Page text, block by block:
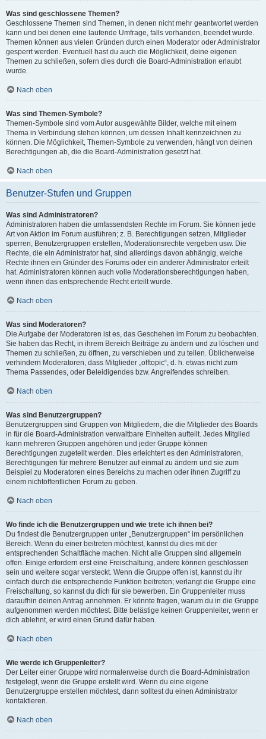
Was sind geschlossene Themen?
Geschlossene Themen sind Themen, in denen nicht mehr geantwortet werden
kann und bei denen eine laufende Umfrage, falls vorhanden, beendet wurde.
Themen können aus vielen Gründen durch einen Moderator oder Administrator
gesperrt werden. Eventuell hast du auch die Möglichkeit, deine eigenen
Themen zu schließen, sofern dies durch die Board-Administration erlaubt
wurde.
Nach oben
Was sind Themen-Symbole?
Themen-Symbole sind vom Autor ausgewählte Bilder, welche mit einem
Thema in Verbindung stehen können, um dessen Inhalt kennzeichnen zu
können. Die Möglichkeit, Themen-Symbole zu verwenden, hängt von deinen
Berechtigungen ab, die die Board-Administration gesetzt hat.
Nach oben
Benutzer-Stufen und Gruppen
Was sind Administratoren?
Administratoren haben die umfassendsten Rechte im Forum. Sie können jede
Art von Aktion im Forum ausführen; z. B. Berechtigungen setzen, Mitglieder
sperren, Benutzergruppen erstellen, Moderationsrechte vergeben usw. Die
Rechte, die ein Administrator hat, sind allerdings davon abhängig, welche
Rechte ihnen ein Gründer des Forums oder ein anderer Administrator erteilt
hat. Administratoren können auch volle Moderationsberechtigungen haben,
wenn ihnen das entsprechende Recht erteilt wurde.
Nach oben
Was sind Moderatoren?
Die Aufgabe der Moderatoren ist es, das Geschehen im Forum zu beobachten.
Sie haben das Recht, in ihrem Bereich Beiträge zu ändern und zu löschen und
Themen zu schließen, zu öffnen, zu verschieben und zu teilen. Üblicherweise
verhindern Moderatoren, dass Mitglieder „offtopic“, d. h. etwas nicht zum
Thema Passendes, oder Beleidigendes bzw. Angreifendes schreiben.
Nach oben
Was sind Benutzergruppen?
Benutzergruppen sind Gruppen von Mitgliedern, die die Mitglieder des Boards
in für die Board-Administration verwaltbare Einheiten aufteilt. Jedes Mitglied
kann mehreren Gruppen angehören und jeder Gruppe können
Berechtigungen zugeteilt werden. Dies erleichtert es den Administratoren,
Berechtigungen für mehrere Benutzer auf einmal zu ändern und sie zum
Beispiel zu Moderatoren eines Bereichs zu machen oder ihnen Zugriff zu
einem nichtöffentlichen Forum zu geben.
Nach oben
Wo finde ich die Benutzergruppen und wie trete ich ihnen bei?
Du findest die Benutzergruppen unter „Benutzergruppen“ im persönlichen
Bereich. Wenn du einer beitreten möchtest, kannst du dies mit der
entsprechenden Schaltfläche machen. Nicht alle Gruppen sind allgemein
offen. Einige erfordern erst eine Freischaltung, andere können geschlossen
sein und weitere sogar versteckt. Wenn die Gruppe offen ist, kannst du ihr
einfach durch die entsprechende Funktion beitreten; verlangt die Gruppe eine
Freischaltung, so kannst du dich für sie bewerben. Ein Gruppenleiter muss
daraufhin deinen Antrag annehmen. Er könnte fragen, warum du in die Gruppe
aufgenommen werden möchtest. Bitte belästige keinen Gruppenleiter, wenn er
dich ablehnt, er wird einen Grund dafür haben.
Nach oben
Wie werde ich Gruppenleiter?
Der Leiter einer Gruppe wird normalerweise durch die Board-Administration
festgelegt, wenn die Gruppe erstellt wird. Wenn du eine eigene
Benutzergruppe erstellen möchtest, dann solltest du einen Administrator
kontaktieren.
Nach oben